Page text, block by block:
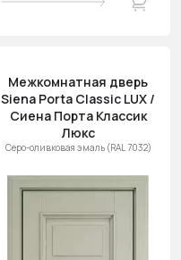
Межкомнатная дверь
Siena Porta Classic LUX /
Сиена Порта Классик
Люкс
Серо-оливковая эмаль (RAL 7032)